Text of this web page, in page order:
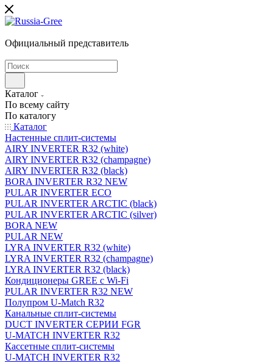
Официальный представитель
Каталог
По всему сайту
По каталогу
Каталог
Настенные сплит-системы
AIRY INVERTER R32 (white)
AIRY INVERTER R32 (champagne)
AIRY INVERTER R32 (black)
BORA INVERTER R32 NEW
PULAR INVERTER ECO
PULAR INVERTER ARCTIC (black)
PULAR INVERTER ARCTIC (silver)
BORA NEW
PULAR NEW
LYRA INVERTER R32 (white)
LYRA INVERTER R32 (champagne)
LYRA INVERTER R32 (black)
Кондиционеры GREE с Wi-Fi
PULAR INVERTER R32 NEW
Полупром U-Match R32
Канальные сплит-системы
DUCT INVERTER СЕРИИ FGR
U-MATCH INVERTER R32
Кассетные сплит-системы
U-MATCH INVERTER R32